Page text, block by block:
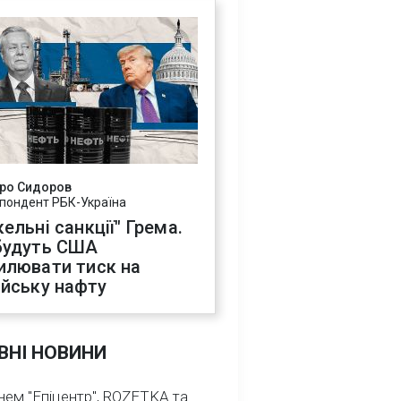
Сидоров
РБК-Україна
санкції" Грема.
США
тиск на
нафту
НОВИНИ
"Епіцентр", ROZETKA та